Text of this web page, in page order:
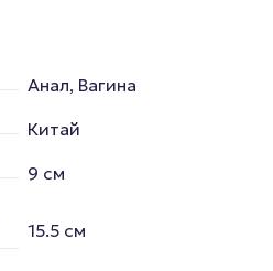
Анал, Вагина
Китай
9 см
15.5 см